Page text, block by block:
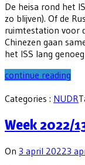
De heisa rond het
zo blijven). Of de
ruimtestation voor
Chinezen gaan
het ISS lang genoeg
continue reading
Categories : NUDR
Week 2022/
On 3 april 20223